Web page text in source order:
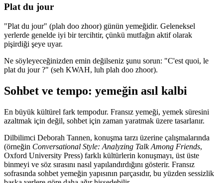
Plat du jour
"Plat du jour" (plah doo zhoor) günün yemeğidir. Geleneksel
yerlerde genelde iyi bir tercihtir, çünkü mutfağın aktif olarak
pişirdiği şeye uyar.
Ne söyleyeceğinizden emin değilseniz şunu sorun: "C'est quoi, le
plat du jour ?" (seh KWAH, luh plah doo zhoor).
Sohbet ve tempo: yemeğin asıl kalbi
En büyük kültürel fark tempodur. Fransız yemeği, yemek süresini
azaltmak için değil, sohbet için zaman yaratmak üzere tasarlanır.
Dilbilimci Deborah Tannen, konuşma tarzı üzerine çalışmalarında
(örneğin Conversational Style: Analyzing Talk Among Friends,
Oxford University Press) farklı kültürlerin konuşmayı, üst üste
binmeyi ve söz sırasını nasıl yapılandırdığını gösterir. Fransız
sofrasında sohbet yemeğin yapısının parçasıdır, bu yüzden sessizlik